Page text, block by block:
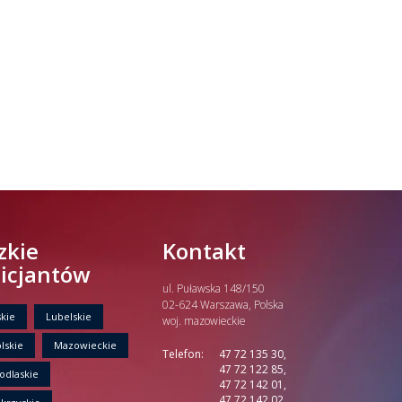
Lubelskie
Mazowieckie
Kontakt
ul. Puławska 148/150
02-624 Warszawa, Polska
woj. mazowieckie
Telefon:
47 72 135 30,
47 72 122 85,
47 72 142 01,